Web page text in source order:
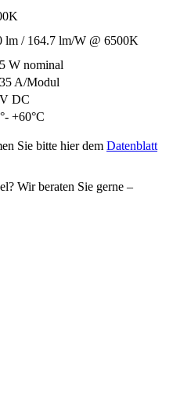
lm / 164.7 lm/W @ 6500K
W nominal
A/Modul
DC
+60°C
Sie bitte hier dem Datenblatt
Wir beraten Sie gerne –